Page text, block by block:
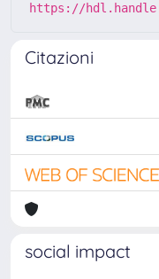
https://
Citazioni
social impact